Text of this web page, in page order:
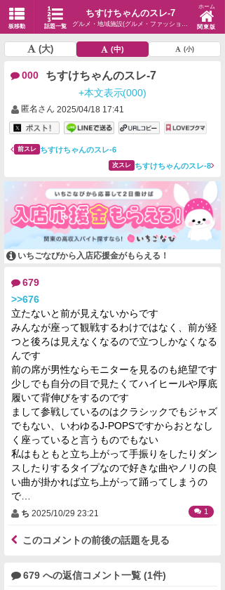
板移動 話題一覧
ちすけちゃんのスレ-7
ホーム
関東版
(大) (中) (小)
000 ちすけちゃんのスレ-7
+本文表示(000)
匿名さん 2025/04/18 17:41
前スレ ちすけちゃんのスレ-6
次スレ ちすけちゃんのスレ-8
いちごなびから入店応援金がもらえる！
679
>>676
立たないと前が見えないからです
みんなが座って観戦するわけではなく、前が経
つと後ろは見えなくなるので立つしかなくなる
んです
前の席が男性ならモニターを見るのも絶望です
少しでも自分の目で見たくてハイヒールや厚底
履いて背伸びをするのです
まして参戦しているのはクラシックでもジャズ
でもない、いわゆるJ-POPSですからおとなし
く座っていると言うものでもない
私はもともと立ち上がって手振りをしたりダン
スしたりするタイプなので好きな曲やノリの良
い曲が掛かれば立ち上がって踊ってしまうの
で…
ち 2025/10/29 23:21 1
このコメントの前後の話題を見る
679 への返信コメント一覧 (1件)